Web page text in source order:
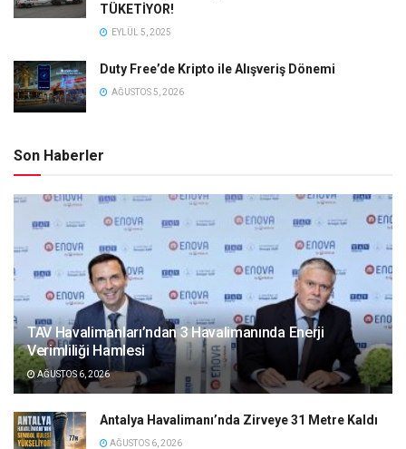
TÜKETİYOR!
EYLÜL 5, 2025
Duty Free’de Kripto ile Alışveriş Dönemi
AĞUSTOS 5, 2026
Son Haberler
TAV Havalimanları’ndan 3 Havalimanında Enerji
Verimliliği Hamlesi
AĞUSTOS 6, 2026
Antalya Havalimanı’nda Zirveye 31 Metre Kaldı
AĞUSTOS 6, 2026